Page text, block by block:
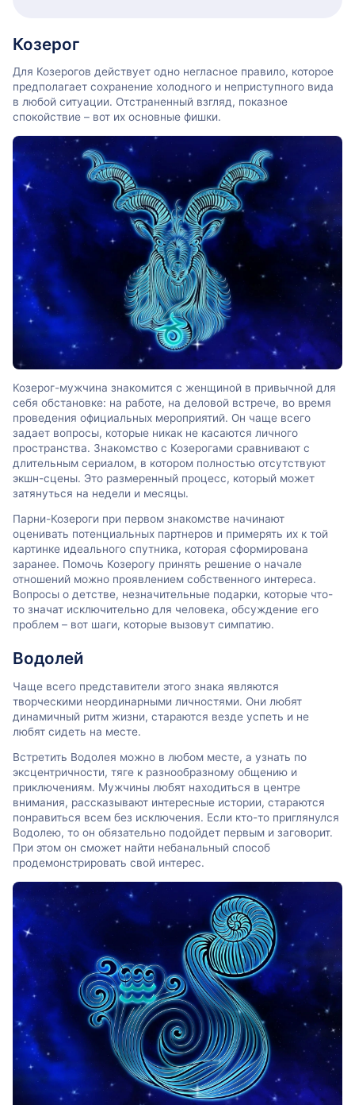
Козерог
Для Козерогов действует одно негласное правило, которое
предполагает сохранение холодного и неприступного вида
в любой ситуации. Отстраненный взгляд, показное
спокойствие – вот их основные фишки.
Козерог-мужчина знакомится с женщиной в привычной для
себя обстановке: на работе, на деловой встрече, во время
проведения официальных мероприятий. Он чаще всего
задает вопросы, которые никак не касаются личного
пространства. Знакомство с Козерогами сравнивают с
длительным сериалом, в котором полностью отсутствуют
экшн-сцены. Это размеренный процесс, который может
затянуться на недели и месяцы.
Парни-Козероги при первом знакомстве начинают
оценивать потенциальных партнеров и примерять их к той
картинке идеального спутника, которая сформирована
заранее. Помочь Козерогу принять решение о начале
отношений можно проявлением собственного интереса.
Вопросы о детстве, незначительные подарки, которые что-
то значат исключительно для человека, обсуждение его
проблем – вот шаги, которые вызовут симпатию.
Водолей
Чаще всего представители этого знака являются
творческими неординарными личностями. Они любят
динамичный ритм жизни, стараются везде успеть и не
любят сидеть на месте.
Встретить Водолея можно в любом месте, а узнать по
эксцентричности, тяге к разнообразному общению и
приключениям. Мужчины любят находиться в центре
внимания, рассказывают интересные истории, стараются
понравиться всем без исключения. Если кто-то приглянулся
Водолею, то он обязательно подойдет первым и заговорит.
При этом он сможет найти небанальный способ
продемонстрировать свой интерес.